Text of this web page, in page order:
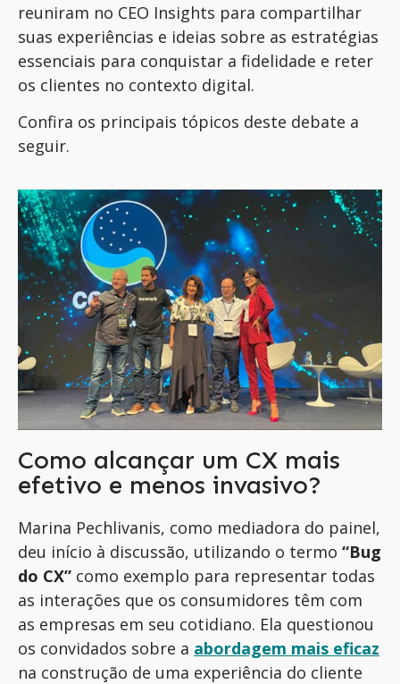
reuniram no CEO Insights para compartilhar
suas experiências e ideias sobre as estratégias
essenciais para conquistar a fidelidade e reter
os clientes no contexto digital.
Confira os principais tópicos deste debate a
seguir.
Como alcançar um CX mais
efetivo e menos invasivo?
Marina Pechlivanis, como mediadora do painel,
deu início à discussão, utilizando o termo “Bug
do CX” como exemplo para representar todas
as interações que os consumidores têm com
as empresas em seu cotidiano. Ela questionou
os convidados sobre a abordagem mais eficaz
na construção de uma experiência do cliente